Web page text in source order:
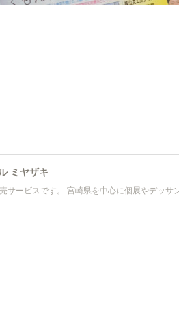
ミヤザキ
サービスです。 宮崎県を中心に個展やデッサ